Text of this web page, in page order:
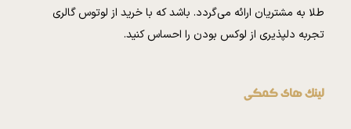
طلا به مشتریان ارائه می‌گردد. باشد که با خرید از لوتوس گالری
تجربه دلپذیری از لوکس بودن را احساس کنید.
لینک های کمکی